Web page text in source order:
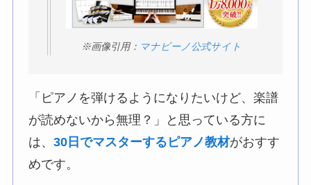
※画像引用： マナビーノ公式サイト
「ピアノを弾けるようになりたいけど、楽譜
が読めないから無理？」と思っている方に
は、30日でマスターするピアノ教材がおすす
めです。